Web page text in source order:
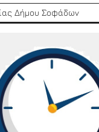
Δήμου Σοφάδων